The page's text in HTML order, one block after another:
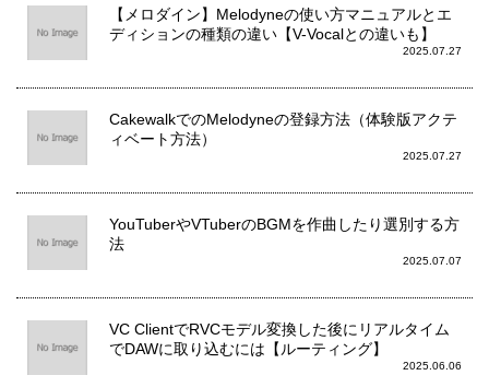
【メロダイン】Melodyneの使い方マニュアルとエ
ディションの種類の違い【V-Vocalとの違いも】
2025.07.27
CakewalkでのMelodyneの登録方法（体験版アクテ
ィベート方法）
2025.07.27
YouTuberやVTuberのBGMを作曲したり選別する方
法
2025.07.07
VC ClientでRVCモデル変換した後にリアルタイム
でDAWに取り込むには【ルーティング】
2025.06.06